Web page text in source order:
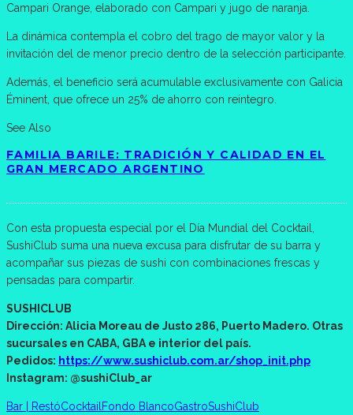
Campari Orange, elaborado con Campari y jugo de naranja.
La dinámica contempla el cobro del trago de mayor valor y la
invitación del de menor precio dentro de la selección participante.
Además, el beneficio será acumulable exclusivamente con Galicia
Éminent, que ofrece un 25% de ahorro con reintegro.
See Also
FAMILIA BARILE: TRADICIÓN Y CALIDAD EN EL
GRAN MERCADO ARGENTINO
Con esta propuesta especial por el Día Mundial del Cocktail,
SushiClub suma una nueva excusa para disfrutar de su barra y
acompañar sus piezas de sushi con combinaciones frescas y
pensadas para compartir.
SUSHICLUB
Dirección: Alicia Moreau de Justo 286, Puerto Madero. Otras
sucursales en CABA, GBA e interior del país.
Pedidos: https://www.sushiclub.com.ar/shop_init.php
Instagram: @sushiClub_ar
Bar | RestóCocktailFondo BlancoGastroSushiClub